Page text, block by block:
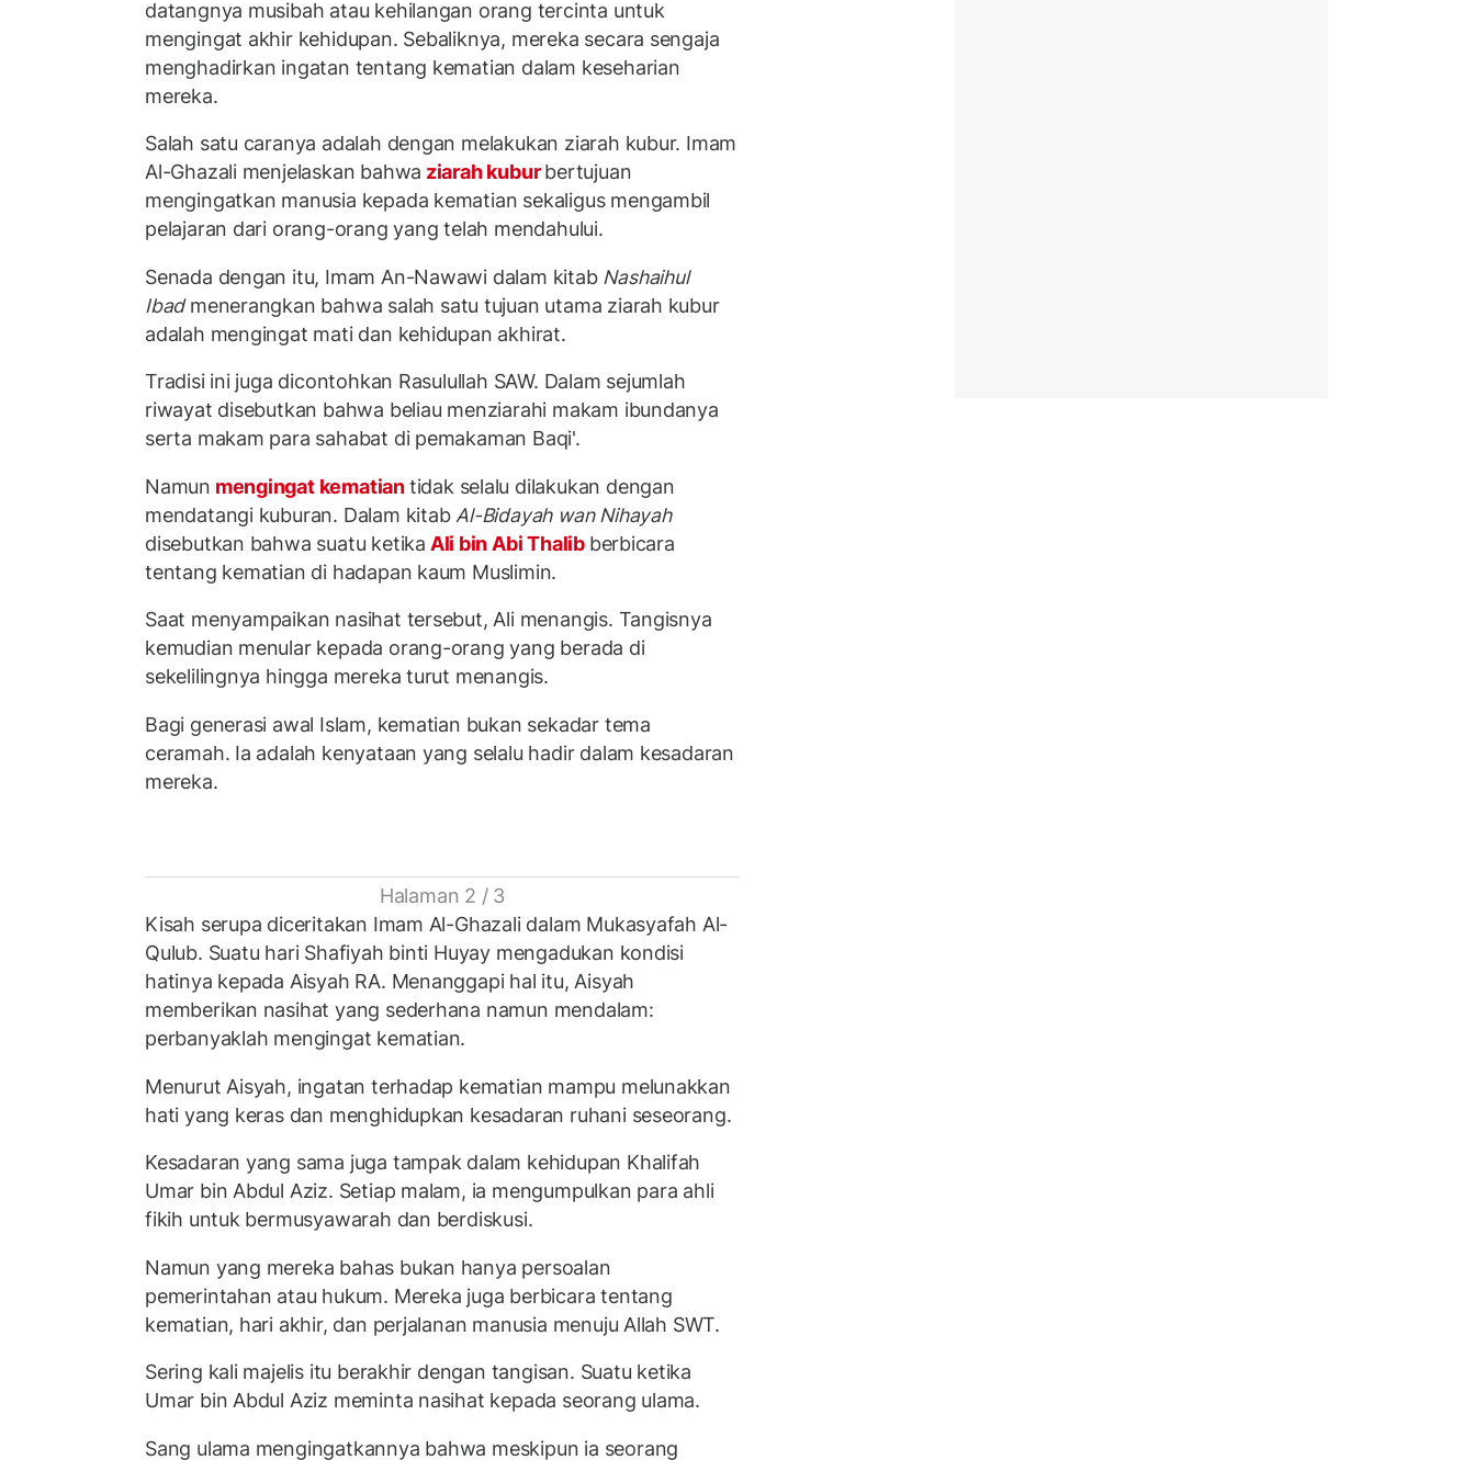
datangnya musibah atau kehilangan orang tercinta untuk
mengingat akhir kehidupan. Sebaliknya, mereka secara sengaja
menghadirkan ingatan tentang kematian dalam keseharian
mereka.
Salah satu caranya adalah dengan melakukan ziarah kubur. Imam
Al-Ghazali menjelaskan bahwa ziarah kuburbertujuan
mengingatkan manusia kepada kematian sekaligus mengambil
pelajaran dari orang-orang yang telah mendahului.
Senada dengan itu, Imam An-Nawawi dalam kitab Nashaihul
Ibadmenerangkan bahwa salah satu tujuan utama ziarah kubur
adalah mengingat mati dan kehidupan akhirat.
Tradisi ini juga dicontohkan Rasulullah SAW. Dalam sejumlah
riwayat disebutkan bahwa beliau menziarahi makam ibundanya
serta makam para sahabat di pemakaman Baqi'.
Namun mengingat kematiantidak selalu dilakukan dengan
mendatangi kuburan. Dalam kitab Al-Bidayah wan Nihayah
disebutkan bahwa suatu ketika Ali bin Abi Thalib berbicara
tentang kematian di hadapan kaum Muslimin.
Saat menyampaikan nasihat tersebut, Ali menangis. Tangisnya
kemudian menular kepada orang-orang yang berada di
sekelilingnya hingga mereka turut menangis.
Bagi generasi awal Islam, kematian bukan sekadar tema
ceramah. Ia adalah kenyataan yang selalu hadir dalam kesadaran
mereka.
Halaman 2 / 3
Kisah serupa diceritakan Imam Al-Ghazali dalam Mukasyafah Al-
Qulub. Suatu hari Shafiyah binti Huyay mengadukan kondisi
hatinya kepada Aisyah RA. Menanggapi hal itu, Aisyah
memberikan nasihat yang sederhana namun mendalam:
perbanyaklah mengingat kematian.
Menurut Aisyah, ingatan terhadap kematian mampu melunakkan
hati yang keras dan menghidupkan kesadaran ruhani seseorang.
Kesadaran yang sama juga tampak dalam kehidupan Khalifah
Umar bin Abdul Aziz. Setiap malam, ia mengumpulkan para ahli
fikih untuk bermusyawarah dan berdiskusi.
Namun yang mereka bahas bukan hanya persoalan
pemerintahan atau hukum. Mereka juga berbicara tentang
kematian, hari akhir, dan perjalanan manusia menuju Allah SWT.
Sering kali majelis itu berakhir dengan tangisan. Suatu ketika
Umar bin Abdul Aziz meminta nasihat kepada seorang ulama.
Sang ulama mengingatkannya bahwa meskipun ia seorang